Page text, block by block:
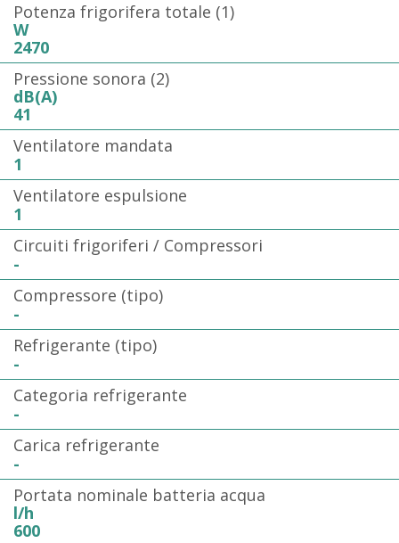
Potenza frigorifera totale (1)
W
2470
Pressione sonora (2)
dB(A)
41
Ventilatore mandata
1
Ventilatore espulsione
1
Circuiti frigoriferi / Compressori
-
Compressore (tipo)
-
Refrigerante (tipo)
-
Categoria refrigerante
-
Carica refrigerante
-
Portata nominale batteria acqua
l/h
600